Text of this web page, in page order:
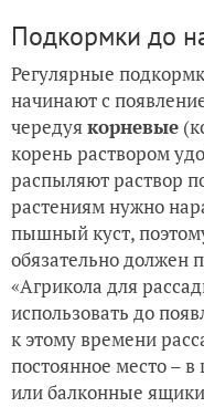
Подкормки до
Регулярные
начинают с
чередуякорневые
корень раствором
распыляют раствор
растениям нужно
пышный куст,
обязательно должен
«Агрикола для
использовать до
к этому времени
постоянное место –
или балконные